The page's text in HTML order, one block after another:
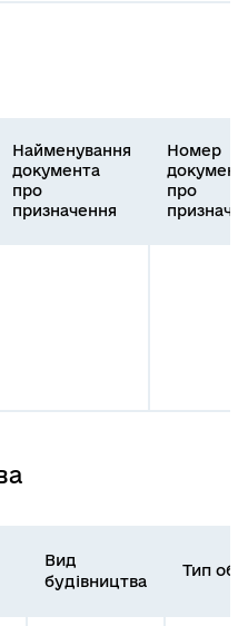
Найменування
документа
про
призначення
Номер
про
Вид
будівництва
Тип